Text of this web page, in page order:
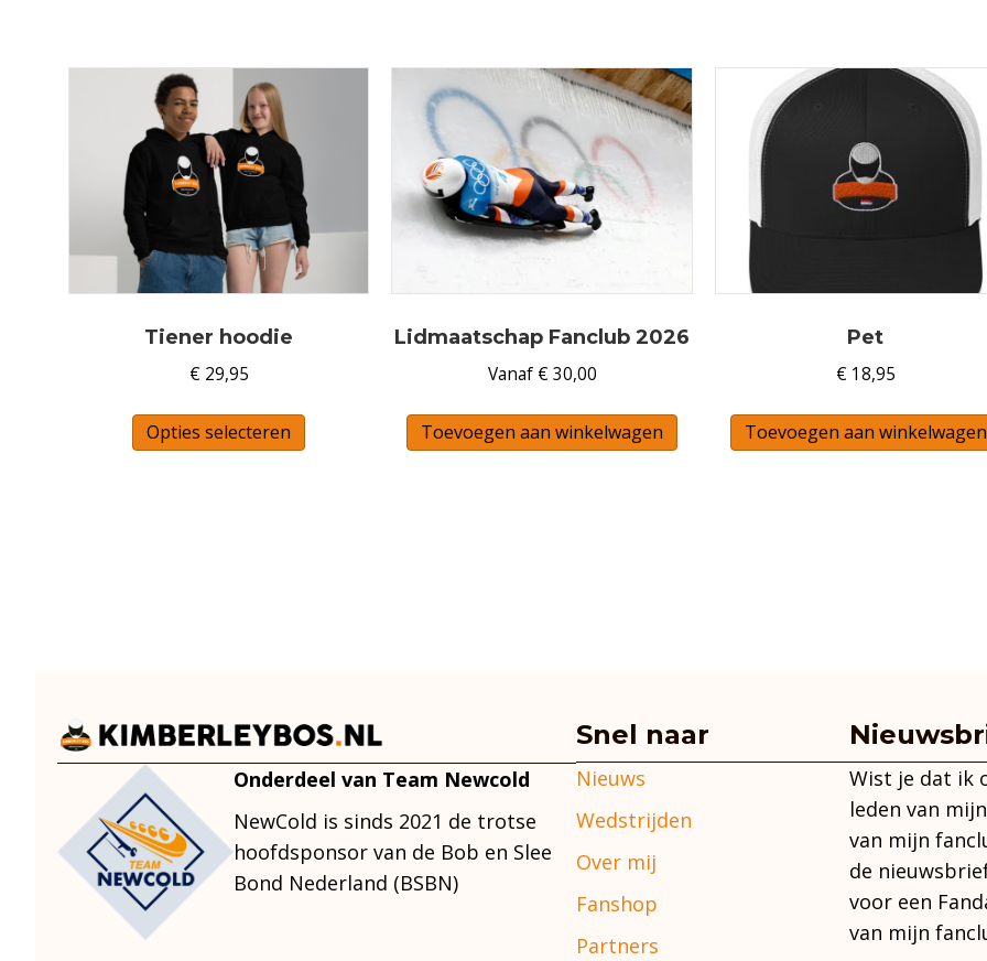
Tiener hoodie
€ 29,95
Opties selecteren
Dit
product
op
de
productpagina
Lidmaatschap Fanclub 2026
Vanaf € 30,00
Toevoegen aan winkelwagen
Pet
€ 18,95
Toevoegen aan winkelwagen
Onderdeel van Team Newcold
NewCold is sinds 2021 de trotse
hoofdsponsor van de Bob en Slee
Bond Nederland (BSBN)
Snel naar
Nieuws
Wedstrijden
Over mij
Fanshop
Partners
Wist je dat ik
leden van
van mijn
de
voor een
van mijn